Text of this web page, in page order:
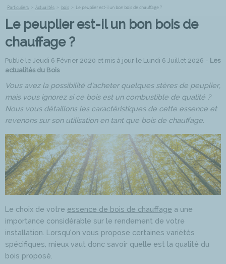
Particuliers > Actualités > bois > Le peuplier est-il un bon bois de chauffage ?
Le peuplier est-il un bon bois de
chauffage ?
Publié le Jeudi 6 Février 2020 et mis à jour le Lundi 6 Juillet 2026 - Les
actualités du Bois
Vous avez la possibilité d’acheter quelques stères de peuplier,
mais vous ignorez si ce bois est un combustible de qualité ?
Nous vous détaillons les caractéristiques de cette essence et
revenons sur son utilisation en tant que bois de chauffage.
Le choix de votre essence de bois de chauffage a une
importance considérable sur le rendement de votre
installation. Lorsqu’on vous propose certaines variétés
spécifiques, mieux vaut donc savoir quelle est la qualité du
bois proposé.